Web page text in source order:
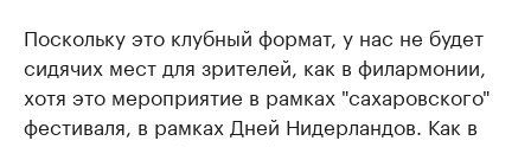
Поскольку это клубный формат, у нас не будет
сидячих мест для зрителей, как в филармонии,
хотя это мероприятие в рамках "сахаровского"
фестиваля, в рамках Дней Нидерландов. Как в